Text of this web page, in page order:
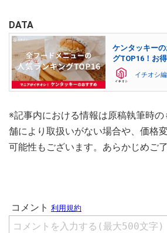
DATA
ケンタッキー
グTOP16！お
イチオシ
※記事内における情報は原稿執筆時
舗により取扱いがない場合や、価格
可能性もございます。あらかじめご